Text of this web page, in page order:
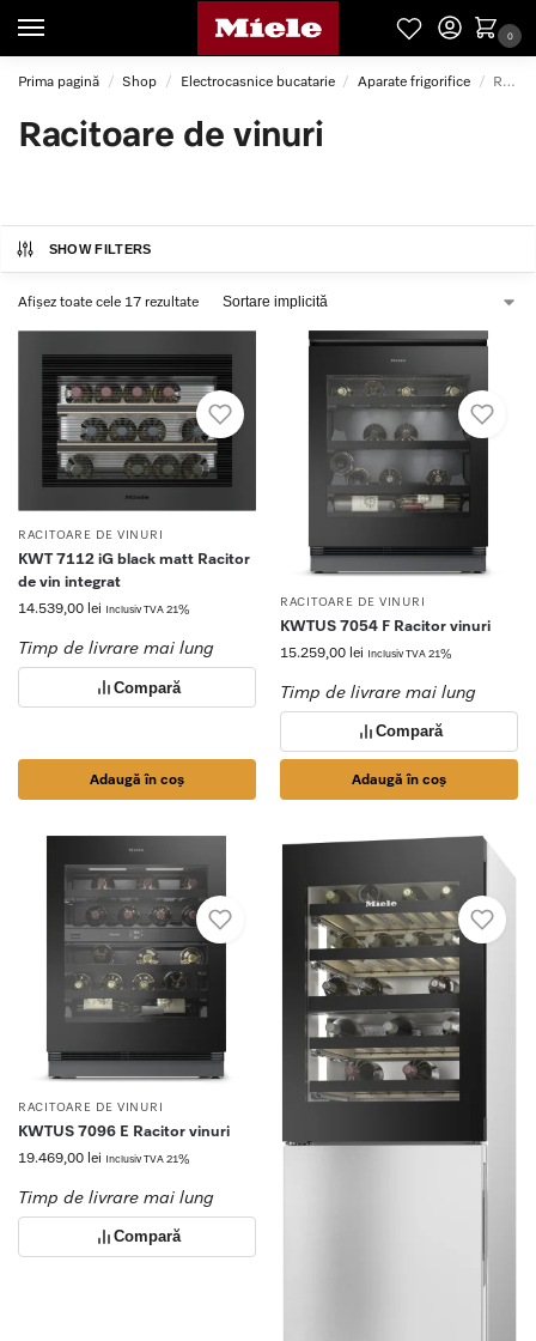
0
Prima pagină / Shop / Electrocasnice bucatarie / Aparate frigorifice / Racitoare de vinuri
Racitoare de vinuri
SHOW FILTERS
Afișez toate cele 17 rezultate
RACITOARE DE VINURI
KWT 7112 iG black matt Racitor
de vin integrat
14.539,00 lei Inclusiv TVA 21%
Timp de livrare mai lung
Compară
Adaugă în coș
RACITOARE DE VINURI
KWTUS 7054 F Racitor vinuri
15.259,00 lei Inclusiv TVA 21%
Timp de livrare mai lung
Compară
Adaugă în coș
RACITOARE DE VINURI
KWTUS 7096 E Racitor vinuri
19.469,00 lei Inclusiv TVA 21%
Timp de livrare mai lung
Compară